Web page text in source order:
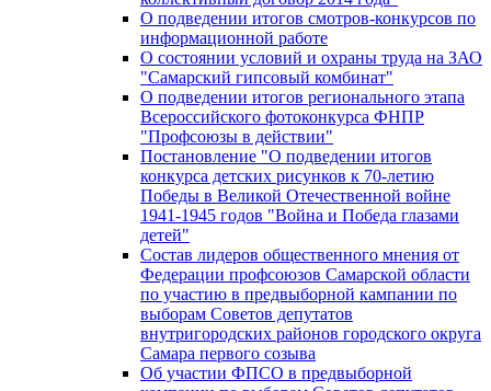
О подведении итогов смотров-конкурсов по
информационной работе
О состоянии условий и охраны труда на ЗАО
"Самарский гипсовый комбинат"
О подведении итогов регионального этапа
Всероссийского фотоконкурса ФНПР
"Профсоюзы в действии"
Постановление "О подведении итогов
конкурса детских рисунков к 70-летию
Победы в Великой Отечественной войне
1941-1945 годов "Война и Победа глазами
детей"
Состав лидеров общественного мнения от
Федерации профсоюзов Самарской области
по участию в предвыборной кампании по
выборам Советов депутатов
внутригородских районов городского округа
Самара первого созыва
Об участии ФПСО в предвыборной